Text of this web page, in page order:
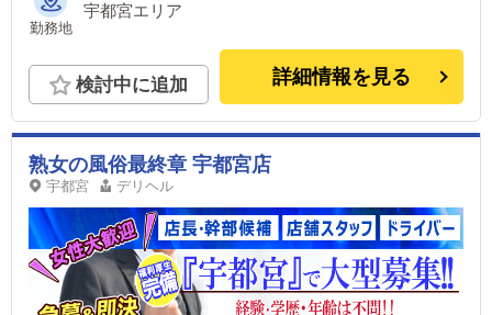
勤務地
宇都宮エリア
検討中に追加 詳細情報を見る
熟女の風俗最終章 宇都宮店
宇都宮 デリヘル